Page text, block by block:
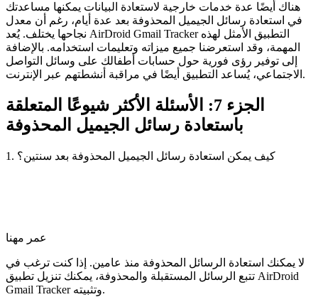
هناك أيضًا عدة خدمات خارجية لاستعادة البيانات يمكنها مساعدتك
في استعادة رسائل الجيميل المحذوفة بعد عدة أيام، رغم أن معدل
نجاحها يختلف. يُعد AirDroid Gmail Tracker التطبيق الأمثل لهذه
المهمة، وقد استعرضنا جميع ميزاته وتعليمات استخدامه. بالإضافة
إلى توفير رؤى فورية حول حسابات أطفالك على وسائل التواصل
الاجتماعي، يُساعد التطبيق أيضًا في مراقبة أنشطتهم عبر الإنترنت.
الجزء 7: الأسئلة الأكثر شيوعًا المتعلقة
باستعادة رسائل الجيميل المحذوفة
1. كيف يمكن استعادة رسائل الجيميل المحذوفة بعد سنتين؟
عمر مهنا
لا يمكنك استعادة الرسائل المحذوفة منذ عامين. إذا كنت ترغب في
تتبع الرسائل المستقبلة والمحذوفة، يمكنك تنزيل تطبيق AirDroid
Gmail Tracker وتثبيته.